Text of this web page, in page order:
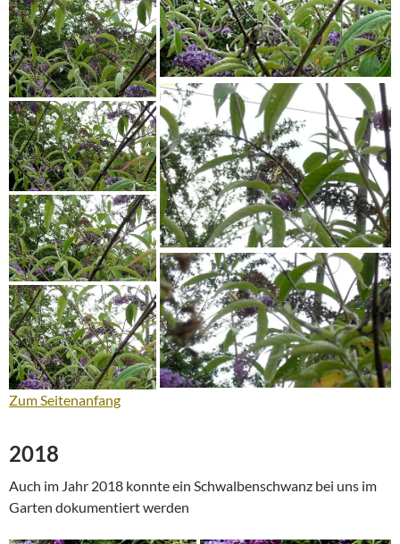
Zum Seitenanfang
2018
Auch im Jahr 2018 konnte ein Schwalbenschwanz bei uns im
Garten dokumentiert werden